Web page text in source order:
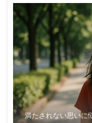
満たされない思いに